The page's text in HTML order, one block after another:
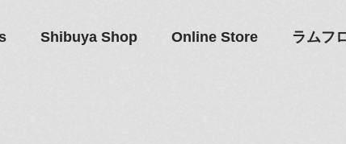
Shibuya Shop Online Store ラムフ